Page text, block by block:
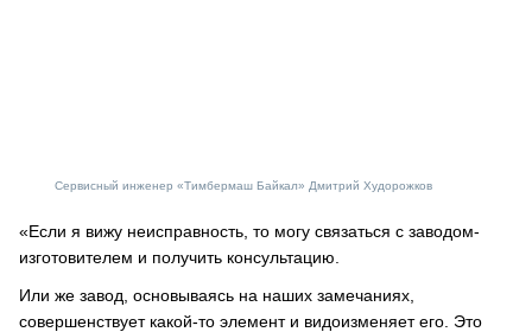
Сервисный инженер «Тимбермаш Байкал» Дмитрий Худорожков
«Если я вижу неисправность, то могу связаться с заводом-
изготовителем и получить консультацию.
Или же завод, основываясь на наших замечаниях,
совершенствует какой-то элемент и видоизменяет его. Это